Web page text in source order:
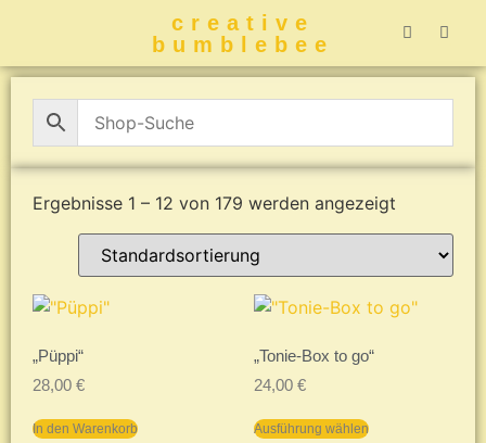
creative
bumblebee
Ergebnisse 1 – 12 von 179 werden angezeigt
„Püppi“
28,00 €
In den Warenkorb
„Tonie-Box to go“
24,00 €
Ausführung wählen